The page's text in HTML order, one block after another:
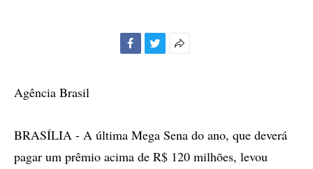
Agência Brasil
BRASÍLIA - A última Mega Sena do ano, que deverá
pagar um prêmio acima de R$ 120 milhões, levou